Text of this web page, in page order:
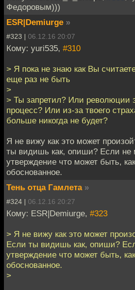
Федоровым)))
ESR|Demiurge »
#323 | 06.12.16 20:07
Кому: yuri535, #310
> Я пока не знаю как Вы
еще раз не быть
>
> Ты запретил? Или революции
процесс? Или из-за твоего
больше никогда не будет?
Я не вижу как это может
ты видишь как, опиши? Если не
утверждение что может быть,
обоснованное.
Тень отца Гамлета »
#324 | 06.12.16 20:27
Кому: ESR|Demiurge, #323
> Я не вижу как это может
Если ты видишь как, опиши?
утверждение что может быть,
обоснованное.
>